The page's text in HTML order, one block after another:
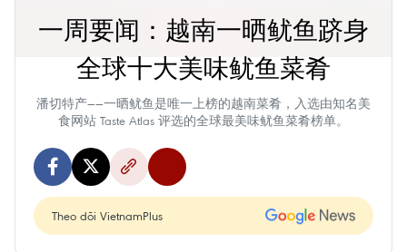
一周要闻：越南一晒鱿鱼跻身
全球十大美味鱿鱼菜肴
潘切特产——一晒鱿鱼是唯一上榜的越南菜肴，入选由知名美
食网站 Taste Atlas 评选的全球最美味鱿鱼菜肴榜单。
Theo dõi VietnamPlus